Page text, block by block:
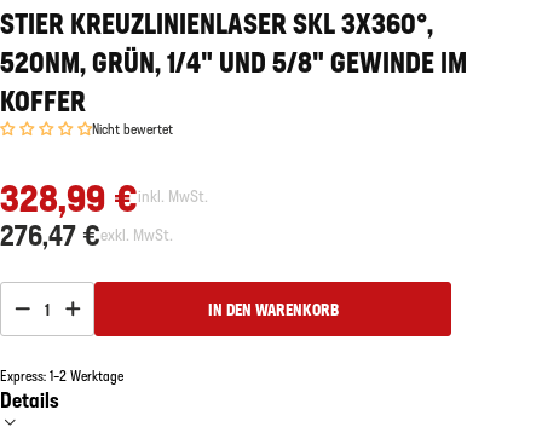
STIER KREUZLINIENLASER SKL 3X360°,
520NM, GRÜN, 1/4" UND 5/8" GEWINDE IM
KOFFER
Nicht bewertet
328,99 €inkl. MwSt.
276,47 €exkl. MwSt.
1 IN DEN WARENKORB
Express: 1–2 Werktage
Details